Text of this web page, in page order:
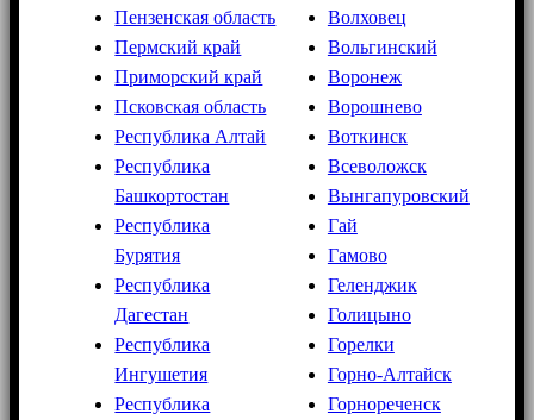
Пензенская область
Пермский край
Приморский край
Псковская область
Республика Алтай
Республика
Башкортостан
Республика
Бурятия
Республика
Дагестан
Республика
Ингушетия
Республика
Волховец
Вольгинский
Воронеж
Ворошнево
Воткинск
Всеволожск
Вынгапуровский
Гай
Гамово
Геленджик
Голицыно
Горелки
Горно-Алтайск
Горнореченск